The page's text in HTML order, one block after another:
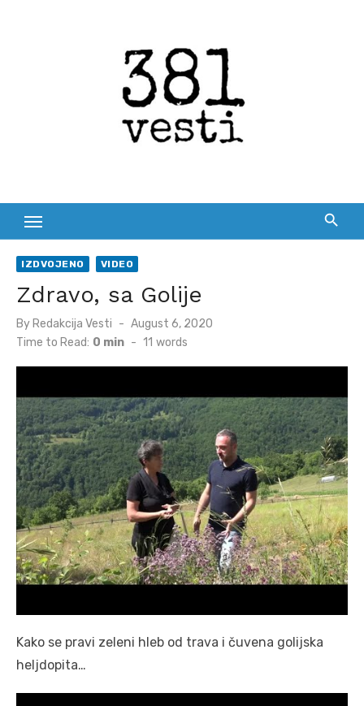
IZDVOJENO VIDEO
Zdravo, sa Golije
By Redakcija Vesti
Posted
August 6, 2020
Time to Read: 0 min - 11 words
Kako se pravi zeleni hleb od trava i čuvena golijska
heljdopita…